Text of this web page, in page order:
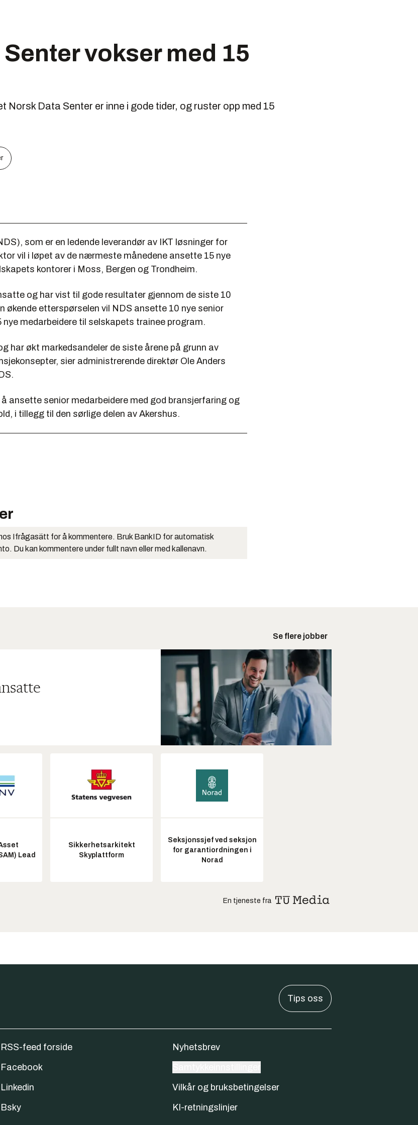
vokser med 15
Data Senter er inne i gode tider, og ruster opp med 15
som er en ledende leverandør av IKT løsninger for
vil i løpet av de nærmeste månedene ansette 15 nye
kontorer i Moss, Bergen og Trondheim.
og har vist til gode resultater gjennom de siste 10
økende etterspørselen vil NDS ansette 10 nye senior
nye medarbeidere til selskapets trainee program.
har økt markedsandeler de siste årene på grunn av
sier administrerende direktør Ole Anders
ansette senior medarbeidere med god bransjerfaring og
i tillegg til den sørlige delen av Akershus.
Ifrågasätt for å kommentere. Bruk BankID for automatisk
Du kan kommentere under fullt navn eller med kallenavn.
Se flere jobber
Lead
Sikkerhetsarkitekt
Skyplattform
Seksjonssjef ved seksjon
for garantiordningen i
Norad
En tjeneste fra
Tips oss
RSS-feed forside
Facebook
Linkedin
Bsky
Nyhetsbrev
Vilkår og bruksbetingelser
KI-retningslinjer